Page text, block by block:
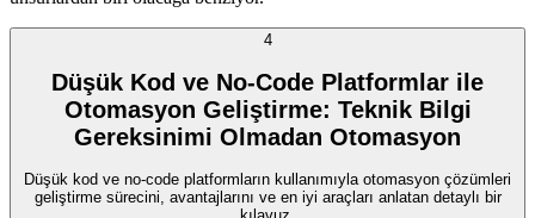
4
Düşük Kod ve No-Code Platformlar ile
Otomasyon Geliştirme: Teknik Bilgi
Gereksinimi Olmadan Otomasyon
Düşük kod ve no-code platformların kullanımıyla otomasyon çözümleri
geliştirme sürecini, avantajlarını ve en iyi araçları anlatan detaylı bir